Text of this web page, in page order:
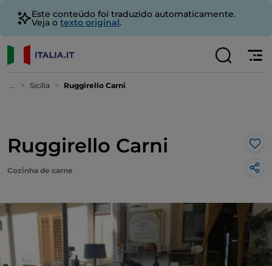
Este conteúdo foi traduzido automaticamente.
Veja o texto original.
... Sicília Ruggirello Carni
Ruggirello Carni
Cozinha de carne